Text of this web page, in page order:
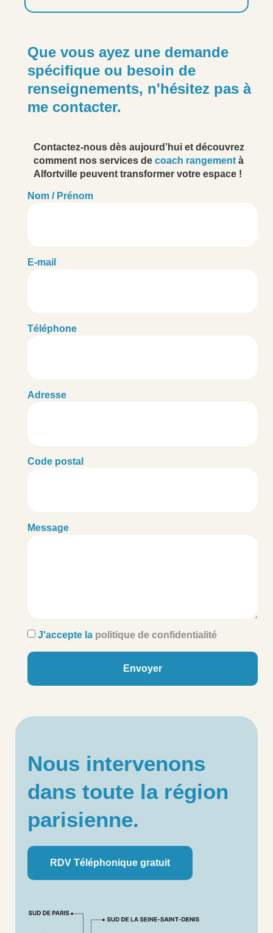
Que vous ayez une demande
spécifique ou besoin de
renseignements, n'hésitez pas à
me contacter.
Contactez-nous dès aujourd’hui et découvrez
comment nos services de coach rangement à
Alfortville peuvent transformer votre espace !
Nom / Prénom
E-mail
Téléphone
Adresse
Code postal
Message
J'accepte la politique de confidentialité
Envoyer
Nous intervenons
dans toute la région
parisienne.
RDV Téléphonique gratuit